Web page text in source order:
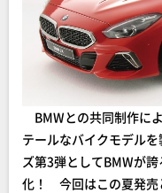
BMWとの共同制作に
テールなバイクモデル
ズ第3弾としてBMWが
化！ 今回はこの夏発売